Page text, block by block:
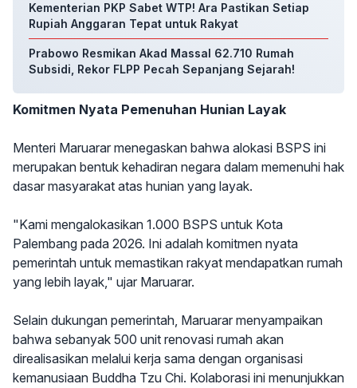
Kementerian PKP Sabet WTP! Ara Pastikan Setiap
Rupiah Anggaran Tepat untuk Rakyat
Prabowo Resmikan Akad Massal 62.710 Rumah
Subsidi, Rekor FLPP Pecah Sepanjang Sejarah!
Komitmen Nyata Pemenuhan Hunian Layak
Menteri Maruarar menegaskan bahwa alokasi BSPS ini
merupakan bentuk kehadiran negara dalam memenuhi hak
dasar masyarakat atas hunian yang layak.
"Kami mengalokasikan 1.000 BSPS untuk Kota
Palembang pada 2026. Ini adalah komitmen nyata
pemerintah untuk memastikan rakyat mendapatkan rumah
yang lebih layak," ujar Maruarar.
Selain dukungan pemerintah, Maruarar menyampaikan
bahwa sebanyak 500 unit renovasi rumah akan
direalisasikan melalui kerja sama dengan organisasi
kemanusiaan Buddha Tzu Chi. Kolaborasi ini menunjukkan